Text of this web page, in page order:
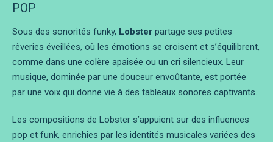
POP
Sous des sonorités funky, Lobster partage ses petites
rêveries éveillées, où les émotions se croisent et s’équilibrent,
comme dans une colère apaisée ou un cri silencieux. Leur
musique, dominée par une douceur envoûtante, est portée
par une voix qui donne vie à des tableaux sonores captivants.
Les compositions de Lobster s’appuient sur des influences
pop et funk, enrichies par les identités musicales variées des